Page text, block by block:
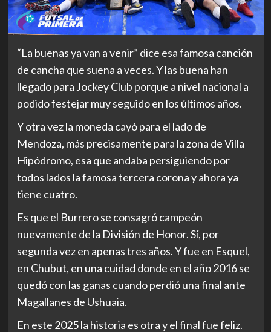
“La buenas ya van a venir” dice esa famosa canción
de cancha que suena a veces. Y las buena han
llegado para Jockey Club porque a nivel nacional a
podido festejar muy seguido en los últimos años.
Y otra vez la moneda cayó para el lado de
Mendoza, más precisamente para la zona de Villa
Hipódromo, esa que andaba persiguiendo por
todos lados la famosa tercera corona y ahora ya
tiene cuatro.
Es que el Burrero se consagró campeón
nuevamente de la División de Honor. Sí, por
segunda vez en apenas tres años. Y fue en Esquel,
en Chubut, en una cuidad donde en el año 2016 se
quedó con las ganas cuando perdió una final ante
Magallanes de Ushuaia.
En este 2025 la historia es otra y el final fue feliz.